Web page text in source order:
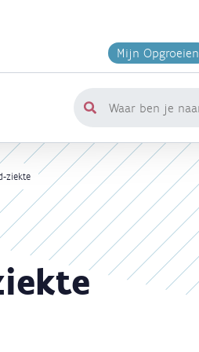
Mijn Opgroeien
Waar
je
naar
op
zoek?
ziekte